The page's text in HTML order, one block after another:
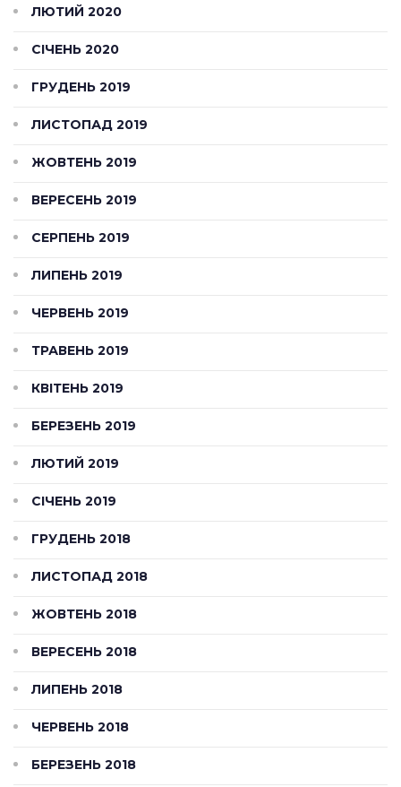
ЛЮТИЙ 2020
СІЧЕНЬ 2020
ГРУДЕНЬ 2019
ЛИСТОПАД 2019
ЖОВТЕНЬ 2019
ВЕРЕСЕНЬ 2019
СЕРПЕНЬ 2019
ЛИПЕНЬ 2019
ЧЕРВЕНЬ 2019
ТРАВЕНЬ 2019
КВІТЕНЬ 2019
БЕРЕЗЕНЬ 2019
ЛЮТИЙ 2019
СІЧЕНЬ 2019
ГРУДЕНЬ 2018
ЛИСТОПАД 2018
ЖОВТЕНЬ 2018
ВЕРЕСЕНЬ 2018
ЛИПЕНЬ 2018
ЧЕРВЕНЬ 2018
БЕРЕЗЕНЬ 2018